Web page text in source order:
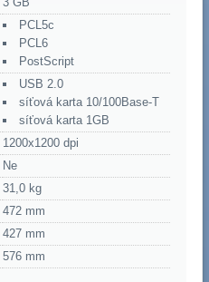
PCL5c
PCL6
PostScript
USB 2.0
síťová karta 10/100Base-T
síťová karta 1GB
1200x1200 dpi
Ne
31,0 kg
472 mm
427 mm
576 mm